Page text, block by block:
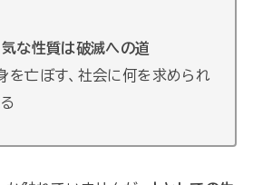
気な性質は破滅への道
を亡ぼす、社会に何を求められ